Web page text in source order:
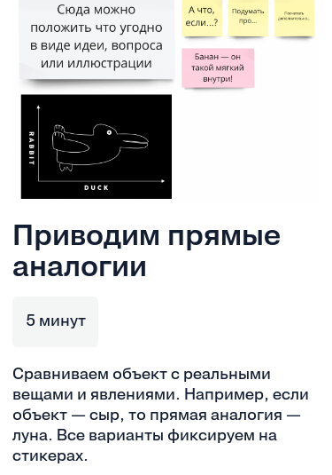
Приводим прямые
аналогии
5 минут
Сравниваем объект с реальными
вещами и явлениями. Например, если
объект — сыр, то прямая аналогия —
луна. Все варианты фиксируем на
стикерах.